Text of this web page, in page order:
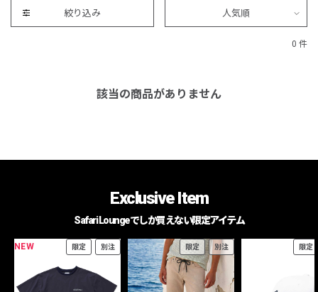
絞り込み 人気順
0 件
該当の商品がありません
Exclusive Item
Safari Loungeでしか買えない限定アイテム
NEW 限定 別注 限定 別注 限定